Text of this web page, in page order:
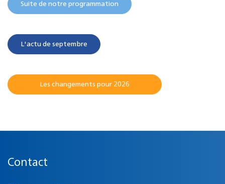
Suite de notre programmation
L'actu de septembre
Les changements pour 2026
Contact